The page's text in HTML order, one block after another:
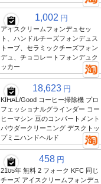
1,002 円
アイスクリームフォンデュセッ
ト、ハンドルチーズフォンデュス
トーブ、セラミックチーズフォン
デュ、チョコレートフォンデュク
ッカー
18,623 円
KIHAL/Good コーヒー掃除機 プロ
フェッショナルグラインダー コー
ヒーマシン 豆のコンパートメント
パウダークリーニング デスクトッ
プミニハンドヘルド
458 円
2105年 無料 2 フォーク KFC 同じ
チーズ アイスクリームフォンデュ